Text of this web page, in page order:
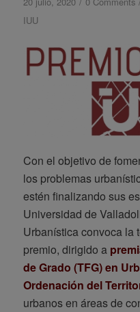
IUU
Con el objetivo de
los problemas
estén finalizando sus
Universidad de
Urbanística convoca la
premio, dirigido a
de Grado (TFG) en
Ordenación del
urbanos en áreas de